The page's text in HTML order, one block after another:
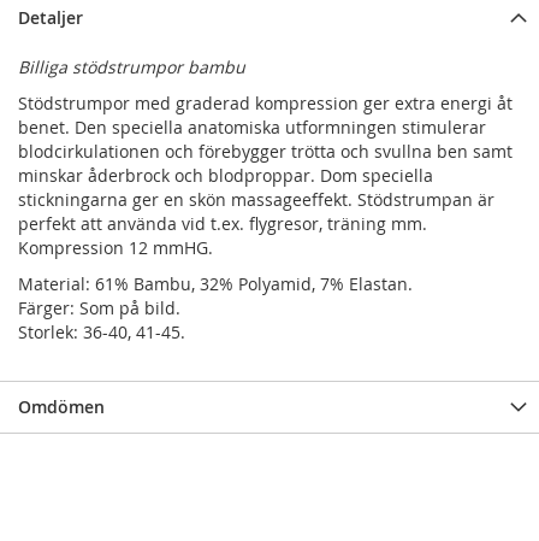
Detaljer
Billiga stödstrumpor bambu
Stödstrumpor med graderad kompression ger extra energi åt
benet. Den speciella anatomiska utformningen stimulerar
blodcirkulationen och förebygger trötta och svullna ben samt
minskar åderbrock och blodproppar. Dom speciella
stickningarna ger en skön massageeffekt. Stödstrumpan är
perfekt att använda vid t.ex. flygresor, träning mm.
Kompression 12 mmHG.
Material: 61% Bambu, 32% Polyamid, 7% Elastan.
Färger: Som på bild.
Storlek: 36-40, 41-45.
Omdömen